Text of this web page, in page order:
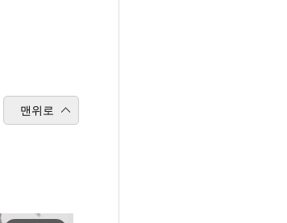
맨위로